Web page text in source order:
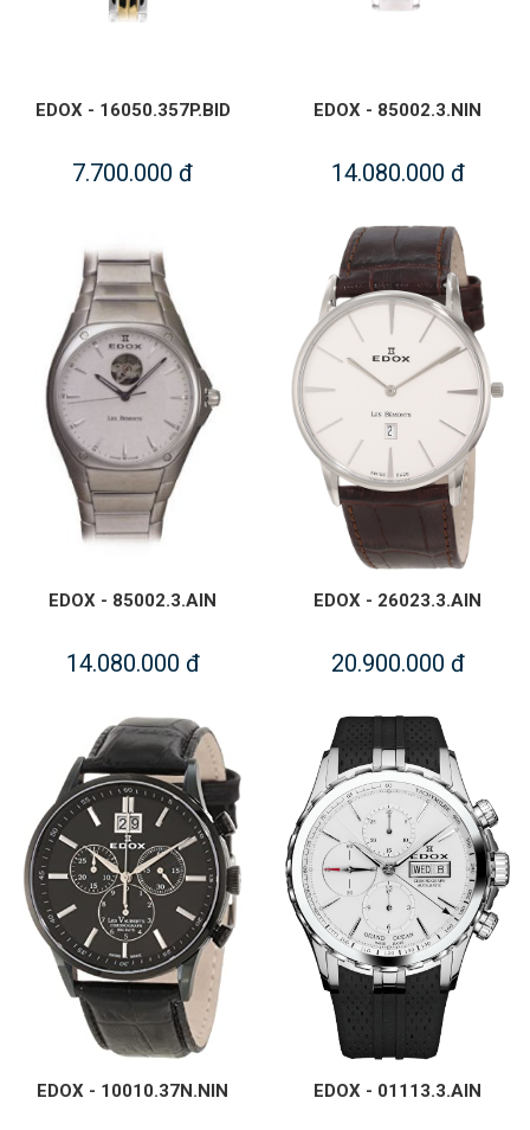
EDOX - 16050.357P.BID
7.700.000 đ
EDOX - 85002.3.NIN
14.080.000 đ
EDOX - 85002.3.AIN
14.080.000 đ
EDOX - 26023.3.AIN
20.900.000 đ
EDOX - 10010.37N.NIN EDOX - 01113.3.AIN